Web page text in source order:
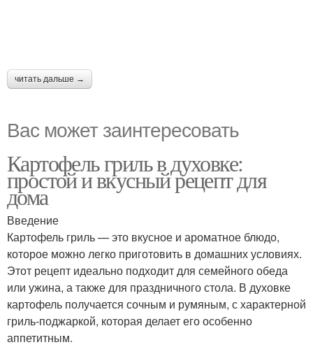
читать дальше →
Вас может заинтересовать
Картофель гриль в духовке:
простой и вкусный рецепт для
дома
Введение
Картофель гриль — это вкусное и ароматное блюдо,
которое можно легко приготовить в домашних условиях.
Этот рецепт идеально подходит для семейного обеда
или ужина, а также для праздничного стола. В духовке
картофель получается сочным и румяным, с характерной
гриль-поджаркой, которая делает его особенно
аппетитным.